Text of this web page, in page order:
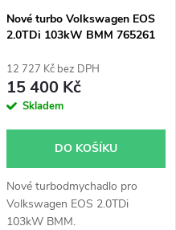
Nové turbo Volkswagen EOS
2.0TDi 103kW BMM 765261
12 727 Kč bez DPH
15 400 Kč
Skladem
DO KOŠÍKU
Nové turbodmychadlo pro
Volkswagen EOS 2.0TDi
103kW BMM.